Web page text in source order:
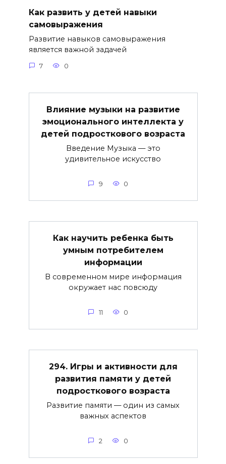
Как развить у детей навыки
самовыражения
Развитие навыков самовыражения
является важной задачей
7 0
Влияние музыки на развитие
эмоционального интеллекта у
детей подросткового возраста
Введение Музыка — это
удивительное искусство
9 0
Как научить ребенка быть
умным потребителем
информации
В современном мире информация
окружает нас повсюду
11 0
294. Игры и активности для
развития памяти у детей
подросткового возраста
Развитие памяти — один из самых
важных аспектов
2 0